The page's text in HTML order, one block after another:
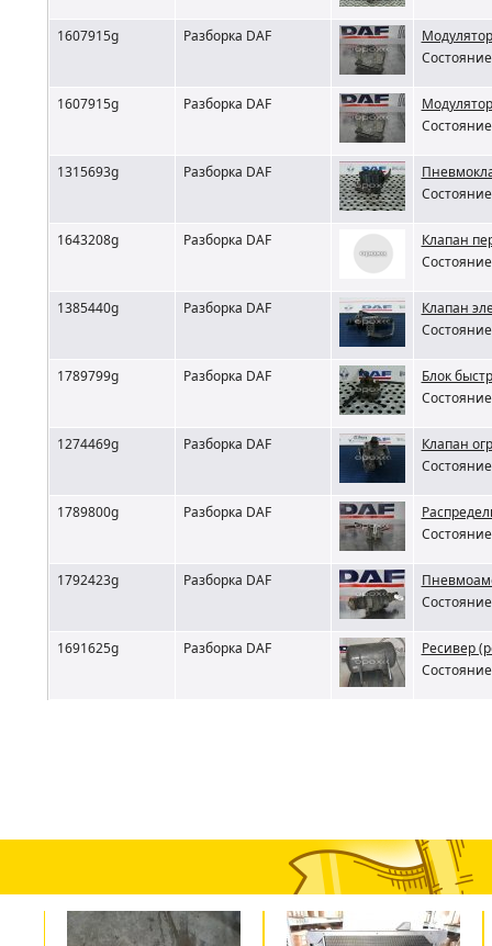
1607915g Разборка DAF
1607915g Разборка DAF
1315693g Разборка DAF
1643208g Разборка DAF
Клапан
1385440g Разборка DAF
Клапан
1789799g Разборка DAF
Блок
1274469g Разборка DAF
Клапан
1789800g Разборка DAF
1792423g Разборка DAF
1691625g Разборка DAF
Ресивер